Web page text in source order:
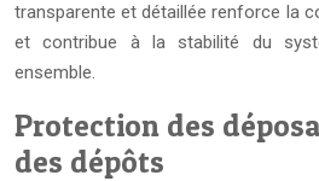
transparente et détaillée renforce la
et contribue à la stabilité du
ensemble.
Protection des
des dépôts